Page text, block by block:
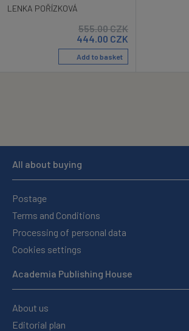
LENKA POŘÍZKOVÁ
555.00CZK
444.00 CZK
Add to basket
All about buying
Postage
Terms and Conditions
Processing of personal data
Cookies settings
Academia Publishing House
About us
Editorial plan